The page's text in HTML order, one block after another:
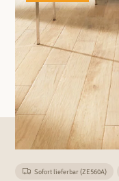
Sofort lieferbar (ZE560A)